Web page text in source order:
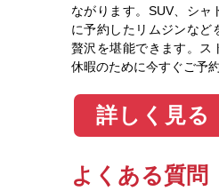
ながります。SUV、シャ
に予約したリムジンなど
贅沢を堪能できます。ス
休暇のために今すぐご予
詳しく見る
よくある質問